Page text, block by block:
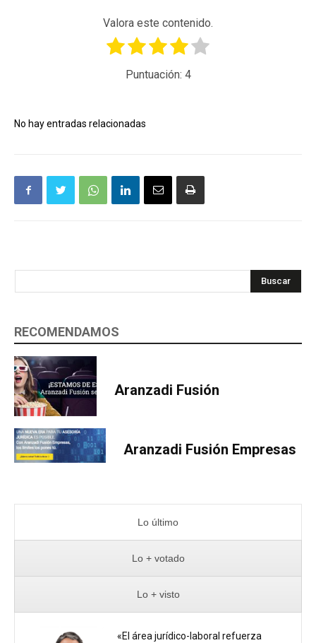
Valora este contenido.
Puntuación: 4
No hay entradas relacionadas
Buscar
RECOMENDAMOS
Aranzadi Fusión
Aranzadi Fusión Empresas
Lo último
Lo + votado
Lo + visto
«El área jurídico-laboral refuerza